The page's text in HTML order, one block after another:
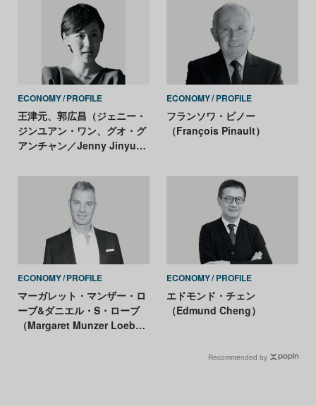
ECONOMY PROFILE
王津元、郭広昌（ジェニー・
ジンユアン・ワン、グオ・グ
アンチャン／Jenny Jinyuan
Guangchang）
ECONOMY PROFILE
フランソワ・ピノー
（François Pinault）
ECONOMY PROFILE
マーガレット・マンザー・ロ
ーブ&ダニエル・S・ローブ
（Margaret Munzer Loeb
ECONOMY PROFILE
エドモンド・チェン
（Edmund Cheng）
Recommended by